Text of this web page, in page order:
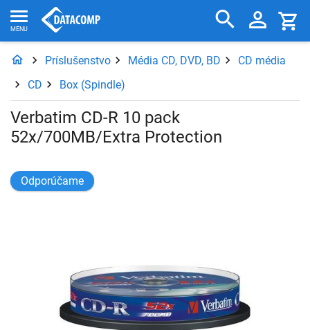
Príslušenstvo Média CD, DVD, BD
CD média
CD
Box (Spindle)
Verbatim CD-R 10 pack
52x/700MB/Extra Protection
Odporúčame